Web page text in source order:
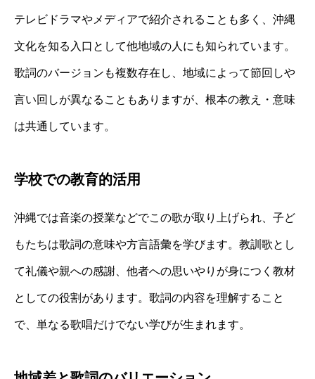
テレビドラマやメディアで紹介されることも多く、沖縄
文化を知る入口として他地域の人にも知られています。
歌詞のバージョンも複数存在し、地域によって節回しや
言い回しが異なることもありますが、根本の教え・意味
は共通しています。
学校での教育的活用
沖縄では音楽の授業などでこの歌が取り上げられ、子ど
もたちは歌詞の意味や方言語彙を学びます。教訓歌とし
て礼儀や親への感謝、他者への思いやりが身につく教材
としての役割があります。歌詞の内容を理解すること
で、単なる歌唱だけでない学びが生まれます。